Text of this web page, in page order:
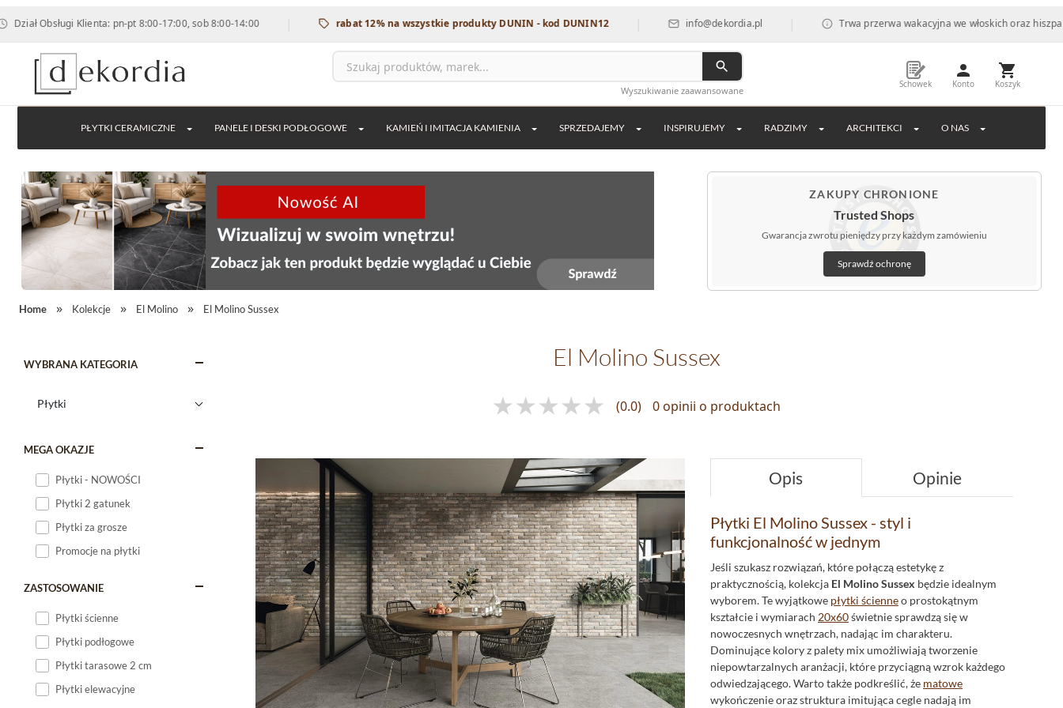
Obsługi Klienta: pn-pt 8:00-17:00, sob 8:00-14:00 | rabat 12% na wszystkie produkty DUNIN - kod DUNIN12 | info@dekordia.pl | Trwa przerwa wakacyjna we włoskich oraz
Wyszukiwanie zaawansowane
Schowek Konto Koszyk
PŁYTKI CERAMICZNE PANELE I DESKI PODŁOGOWE KAMIEŃ I IMITACJA KAMIENIA SPRZEDAJEMY INSPIRUJEMY RADZIMY ARCHITEKCI O NAS
ZAKUPY CHRONIONE
Trusted Shops
Gwarancja zwrotu pieniędzy przy każdym zamówieniu
Sprawdź ochronę
Home Kolekcje El Molino El Molino Sussex
WYBRANA KATEGORIA
MEGA OKAZJE
Płytki - NOWOŚCI
Płytki 2 gatunek
Płytki za grosze
Promocje na płytki
ZASTOSOWANIE
Płytki ścienne
Płytki podłogowe
Płytki tarasowe 2 cm
Płytki elewacyjne
El Molino Sussex
(0.0) 0 opinii o produktach
Opis Opinie
Płytki El Molino Sussex - styl i
funkcjonalność w jednym
Jeśli szukasz rozwiązań, które połączą estetykę z
praktycznością, kolekcja El Molino Sussex będzie idealnym
wyborem. Te wyjątkowe płytki ścienneo prostokątnym
kształcie i wymiarach 20x60świetnie sprawdzą się w
nowoczesnych wnętrzach, nadając im charakteru.
Dominujące kolory z palety mix umożliwiają tworzenie
niepowtarzalnych aranżacji, które przyciągną wzrok każdego
odwiedzającego. Warto także podkreślić, że matowe
wykończenie oraz struktura imitująca cegle nadają im